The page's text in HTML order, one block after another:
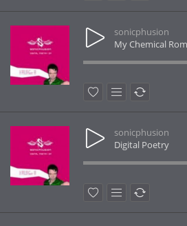
sonicphusion
My Chemical
sonicphusion
Digital Poetry